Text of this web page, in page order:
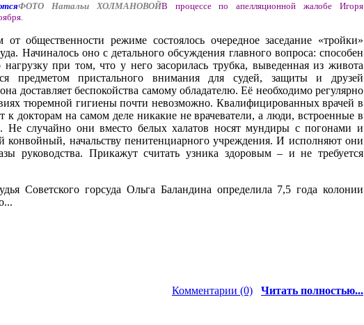
ФОТО Натальи ХОЛМАНОВОЙВ процессе по апелляционной жалобе Игоря
общественности режиме состоялось очередное заседание «тройки»
Начиналось оно с детального обсуждения главного вопроса: способен
при том, что у него засорилась трубка, выведенная из живота
предметом пристального внимания для судей, защиты и друзей
доставляет беспокойства самому обладателю. Её необходимо регулярно
тюремной гигиены почти невозможно. Квалифицированных врачей в
к докторам на самом деле никакие не врачеватели, а люди, встроенные в
Не случайно они вместо белых халатов носят мундиры с погонами и
конвойный, начальству пенитенциарного учреждения. И исполняют они
руководства. Прикажут считать узника здоровым – и не требуется
Советского горсуда Ольга Баландина определила 7,5 года колонии
Комментарии (0) Читать полностью...